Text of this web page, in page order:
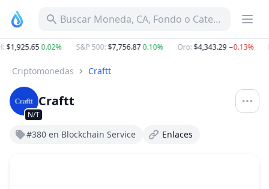
Buscar Moneda, CA, Fondo o Categoría
:$1,925.650.02% S&P 500:$7,756.870.10% Oro:$4,343.29−0.13%
Criptomonedas Craftt
N/T
Craftt
#380 en Blockchain Service Enlaces